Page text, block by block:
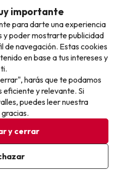
similares
importante
para darte una experiencia
y poder mostrarte publicidad
de navegación. Estas cookies
en base a tus intereses y
harás que te podamos
eficiente y relevante. Si
puedes leer nuestra
y cerrar